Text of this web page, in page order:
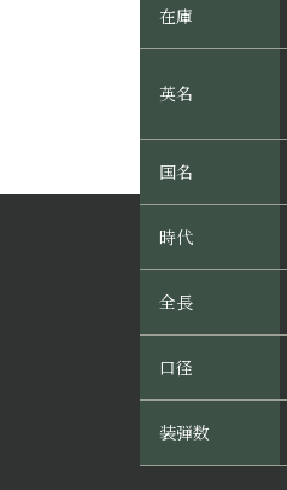
在庫
英名
国名
時代
全長
口径
装弾数